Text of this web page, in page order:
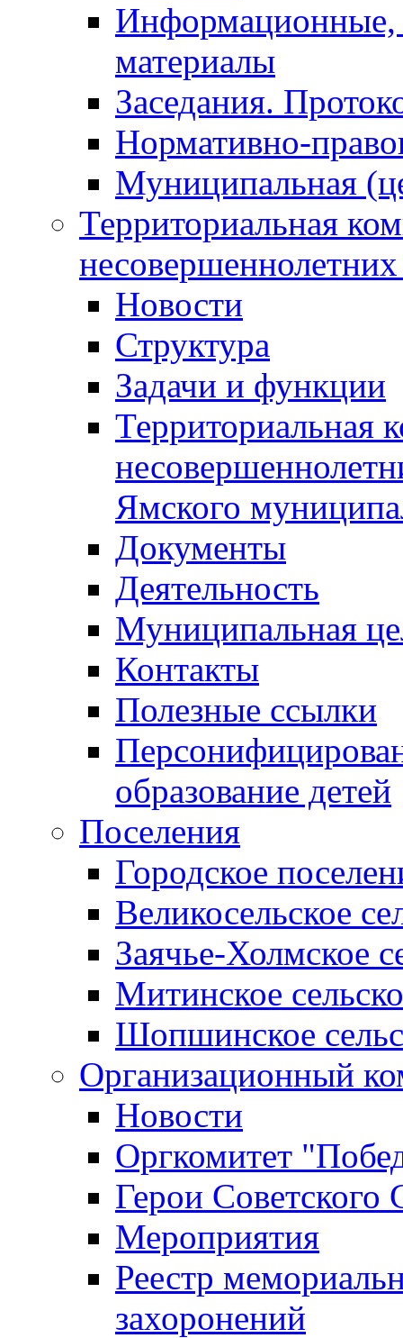
Информационные,
материалы
Заседания.
Нормативно-
Муниципальная
Территориальная
Новости
Структура
Задачи и функции
Территориальная
Ямского
Документы
Деятельность
Муниципальная
Контакты
Полезные ссылки
образование детей
Поселения
Городское
Великосельское
Заячье-Холмское
Митинское
Шопшинское
Организационный
Новости
Оргкомитет
Герои Советского
Мероприятия
Реестр
захоронений